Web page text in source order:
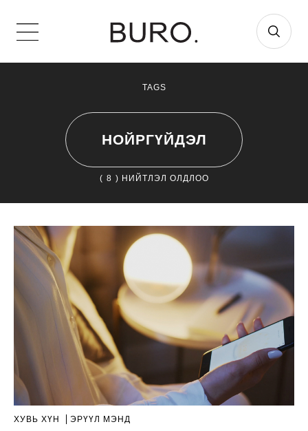
TAGS
НОЙРГҮЙДЭЛ
( 8 ) НИЙТЛЭЛ ОЛДЛОО
ХУВЬ ХҮН ЭРҮҮЛ МЭНД